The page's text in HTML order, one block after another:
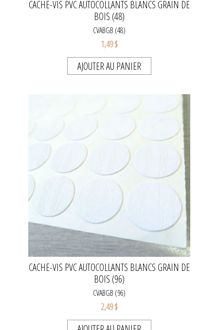
CACHE-VIS PVC AUTOCOLLANTS BLANCS GRAIN DE
BOIS (48)
CVABGB (48)
1,49 $
AJOUTER AU PANIER
CACHE-VIS PVC AUTOCOLLANTS BLANCS GRAIN DE
BOIS (96)
CVABGB (96)
2,49 $